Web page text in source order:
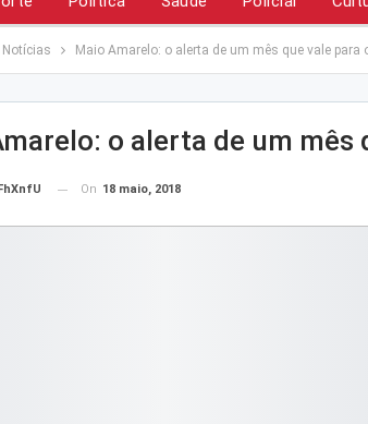
Maio Amarelo: o alerta de um mês que vale para
o alerta de um mês
On 18 maio, 2018